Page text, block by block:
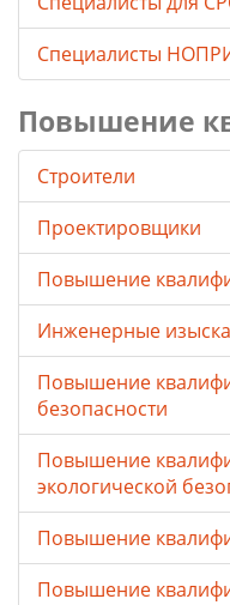
Специалисты
Повышение
Строители
Проектировщики
Повышение
Инженерные
Повышение
безопасности
Повышение
экологической
Повышение
Повышение